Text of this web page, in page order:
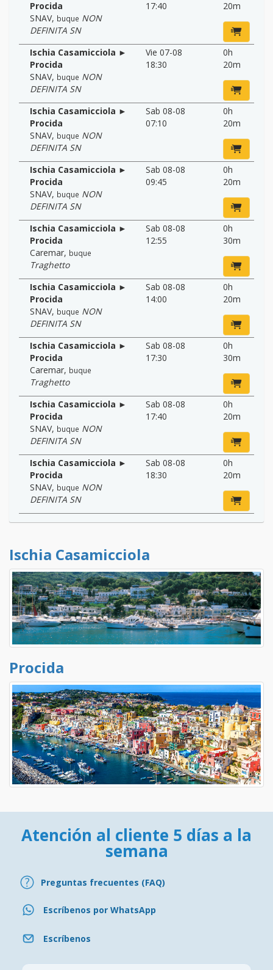
Procida
SNAV, buque NON
DEFINITA SN
17:40
20m
Ischia Casamicciola ►
Procida
SNAV, buque NON
DEFINITA SN
Vie 07-08
18:30
0h
20m
Ischia Casamicciola ►
Procida
SNAV, buque NON
DEFINITA SN
Sab 08-08
07:10
0h
20m
Ischia Casamicciola ►
Procida
SNAV, buque NON
DEFINITA SN
Sab 08-08
09:45
0h
20m
Ischia Casamicciola ►
Procida
Caremar, buque
Traghetto
Sab 08-08
12:55
0h
30m
Ischia Casamicciola ►
Procida
SNAV, buque NON
DEFINITA SN
Sab 08-08
14:00
0h
20m
Ischia Casamicciola ►
Procida
Caremar, buque
Traghetto
Sab 08-08
17:30
0h
30m
Ischia Casamicciola ►
Procida
SNAV, buque NON
DEFINITA SN
Sab 08-08
17:40
0h
20m
Ischia Casamicciola ►
Procida
SNAV, buque NON
DEFINITA SN
Sab 08-08
18:30
0h
20m
Ischia Casamicciola
Procida
Atención al cliente 5 días a la
semana
Preguntas frecuentes (FAQ)
Escríbenos por WhatsApp
Escríbenos